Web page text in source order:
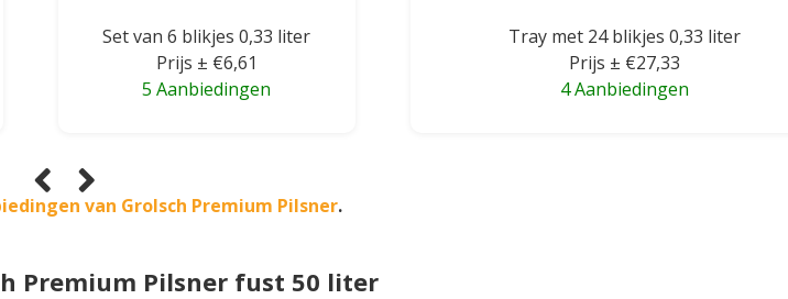
Set van 6 blikjes 0,33 liter
Prijs ± €6,61
5 Aanbiedingen
Tray met 24 blikjes 0,33 liter
Prijs ± €27,33
4 Aanbiedingen
van Grolsch Premium Pilsner.
Premium Pilsner fust 50 liter